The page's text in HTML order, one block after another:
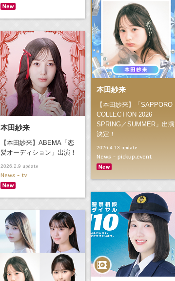
本田紗来
【本田紗来】「SAPPORO
COLLECTION 2026
SPRING／SUMMER」出演
決定！
2026.4.13 update
News - pickup,event
本田紗来
【本田紗来】ABEMA「恋
髪オーディション」出演！
2026.2.9 update
News - tv